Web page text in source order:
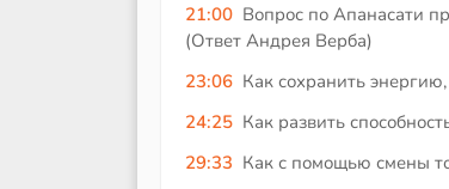
21:00 Вопрос по Апанасати
(Ответ Андрея Верба)
23:06 Как сохранить
24:25 Как развить
29:33 Как с помощью смены